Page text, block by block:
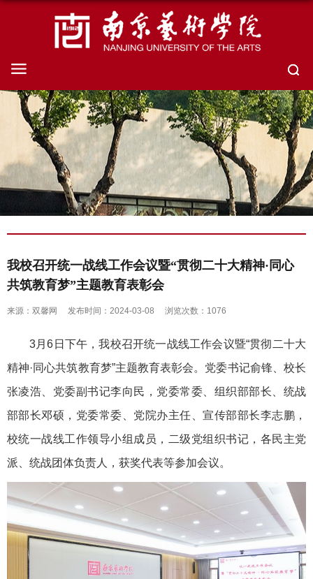
我校召开统一战线工作会议暨“贯彻二十大精神·同心
共筑教育梦”主题教育表彰会
来源：双馨网 发布时间：2024-03-08 浏览次数： 1076
3月6日下午，我校召开统一战线工作会议暨“贯彻二十大
精神·同心共筑教育梦”主题教育表彰会。党委书记俞锋、校长
张凌浩、党委副书记李向民，党委常委、组织部部长、统战
部部长邓硕，党委常委、党院办主任、宣传部部长李志鹏，
校统一战线工作领导小组成员，二级党组织书记，各民主党
派、统战团体负责人，获奖代表等参加会议。